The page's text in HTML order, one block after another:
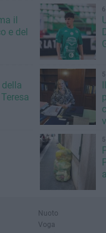
il
e del
Nuoto
Voga